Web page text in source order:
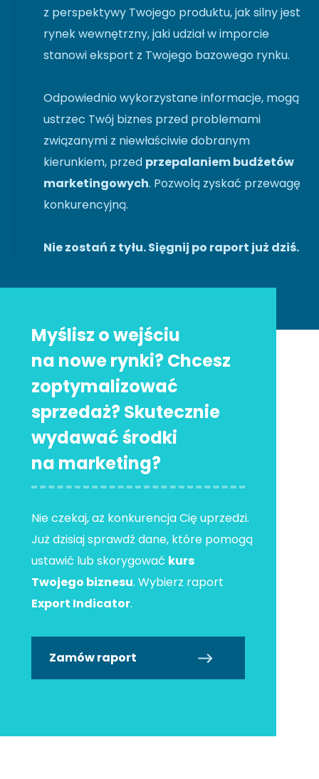
z perspektywy Twojego produktu, jak silny jest
rynek wewnętrzny, jaki udział w imporcie
stanowi eksport z Twojego bazowego rynku.
Odpowiednio wykorzystane informacje, mogą
ustrzec Twój biznes przed problemami
związanymi z niewłaściwie dobranym
kierunkiem, przed przepalaniem budżetów
marketingowych. Pozwolą zyskać przewagę
konkurencyjną.
Nie zostań z tyłu. Sięgnij po raport już dziś.
Myślisz o wejściu
na nowe rynki? Chcesz
zoptymalizować
sprzedaż? Skutecznie
wydawać środki
na marketing?
Nie czekaj, aż konkurencja Cię uprzedzi.
Już dzisiaj sprawdź dane, które pomogą
ustawić lub skorygować kurs
Twojego biznesu. Wybierz raport
Export Indicator.
Zamów raport